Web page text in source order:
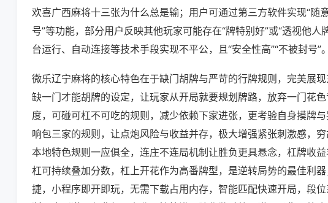
欢喜广西麻将十三张为什么总是输；用户可通过第三方软件实现“随
号”等功能，部分用户反映其他玩家可能存在“牌特别好”或“透视他人
台运行、自动连接等技术手段实现不平公，且“安全性高”“不被封号”。
微乐辽宁麻将的核心特色在于缺门胡牌与严苛的行牌规则，完美展
缺一门才能胡牌的设定，让玩家从开局就要规划牌路，放弃一门花
度，可碰可杠不可吃的规则，减少依赖下家进张，更考验自身摸牌
响包三家的规则，让点炮风险与收益并存，极大增强紧张刺激感，
本地特色规则一应俱全，连庄不连局机制让胜负更具悬念，杠牌收
杠可持续叠加分数，杠上开花作为高番牌型，是逆转局势的最佳利
捷，小程序即开即玩，无需下载占用内存，智能匹配快速开局，段